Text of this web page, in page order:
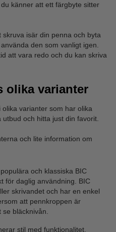
känner att ett färgbyte sitter
isär din penna och byta
den som vanligt igen.
att vara redo och du kan skriva
olika varianter
varianter som har olika
och hitta just din favorit.
och lite information om
och klassiska BIC
för daglig användning. BIC
skrivandet och har en enkel
att pennkroppen är
bläcknivån.
stil med funktionalitet.